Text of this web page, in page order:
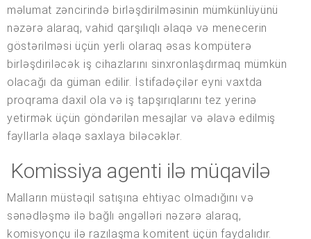
məlumat zəncirində birləşdirilməsinin mümkünlüyünü
nəzərə alaraq, vahid qarşılıqlı əlaqə və menecerin
göstərilməsi üçün yerli olaraq əsas kompüterə
birləşdiriləcək iş cihazlarını sinxronlaşdırmaq mümkün
olacağı da güman edilir. İstifadəçilər eyni vaxtda
proqrama daxil ola və iş tapşırıqlarını tez yerinə
yetirmək üçün göndərilən mesajlar və əlavə edilmiş
fayllarla əlaqə saxlaya biləcəklər.
Komissiya agenti ilə müqavilə
Malların müstəqil satışına ehtiyac olmadığını və
sənədləşmə ilə bağlı əngəlləri nəzərə alaraq,
komisyonçu ilə razılaşma komitent üçün faydalıdır.